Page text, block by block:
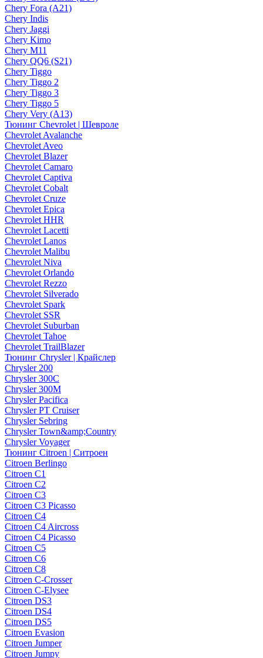
Chery Fora (A21)
Chery Indis
Chery Jaggi
Chery Kimo
Chery M11
Chery QQ6 (S21)
Chery Tiggo
Chery Tiggo 2
Chery Tiggo 3
Chery Tiggo 5
Chery Very (A13)
Тюнинг Chevrolet | Шевроле
Chevrolet Avalanche
Chevrolet Aveo
Chevrolet Blazer
Chevrolet Camaro
Chevrolet Captiva
Chevrolet Cobalt
Chevrolet Cruze
Chevrolet Epica
Chevrolet HHR
Chevrolet Lacetti
Chevrolet Lanos
Chevrolet Malibu
Chevrolet Niva
Chevrolet Orlando
Chevrolet Rezzo
Chevrolet Silverado
Chevrolet Spark
Chevrolet SSR
Chevrolet Suburban
Chevrolet Tahoe
Chevrolet TrailBlazer
Тюнинг Chrysler | Крайслер
Chrysler 200
Chrysler 300C
Chrysler 300M
Chrysler Pacifica
Chrysler PT Cruiser
Chrysler Sebring
Chrysler Town&amp;Country
Chrysler Voyager
Тюнинг Citroen | Ситроен
Citroen Berlingo
Citroen C1
Citroen C2
Citroen C3
Citroen C3 Picasso
Citroen C4
Citroen C4 Aircross
Citroen C4 Picasso
Citroen C5
Citroen C6
Citroen C8
Citroen C-Crosser
Citroen C-Elysee
Citroen DS3
Citroen DS4
Citroen DS5
Citroen Evasion
Citroen Jumper
Citroen Jumpy